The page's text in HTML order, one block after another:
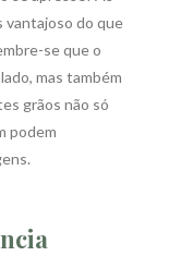
vantajoso do que
se que o
mas também
grãos não só
podem